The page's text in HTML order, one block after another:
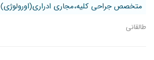
متخصص جراحی کلیه،مجاری ادراری(اورولوژی)
طالقانی